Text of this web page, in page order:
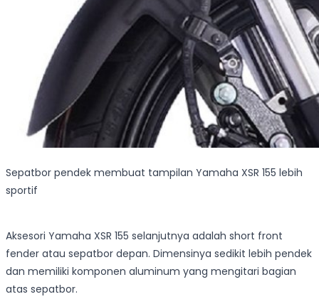
Sepatbor pendek membuat tampilan Yamaha XSR 155 lebih
sportif
Aksesori Yamaha XSR 155 selanjutnya adalah short front
fender atau sepatbor depan. Dimensinya sedikit lebih pendek
dan memiliki komponen aluminum yang mengitari bagian
atas sepatbor.